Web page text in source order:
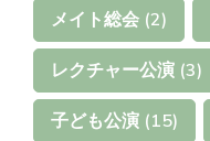
メイト総会 (2)
レクチャー公演 (3)
子ども公演 (15)